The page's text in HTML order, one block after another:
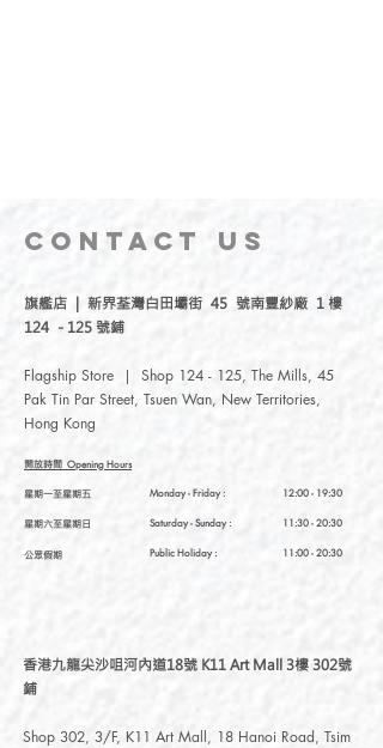
CONTACT US
旗艦店 | 新界荃灣白田壩街 45 號南豐紗廠 1 樓
124 - 125 號鋪
Flagship Store | Shop 124 - 125, The Mills, 45
Pak Tin Par Street, Tsuen Wan, New Territories,
Hong Kong
開放時間 Opening Hours
星期一至星期五
星期六至星期日
公眾假期
12:00 - 19:30
11:30 - 20:30
11:00 - 20:30
Monday - Friday :
Saturday- Sunday :
Public Holiday :
香港九龍尖沙咀河內道18號 K11 Art Mall 3樓 302號
鋪
Shop 302, 3/F, K11 Art Mall, 18 Hanoi Road, Tsim